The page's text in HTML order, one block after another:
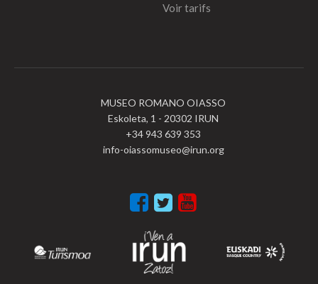
Voir tarifs
MUSEO ROMANO OIASSO
Eskoleta, 1 - 20302 IRUN
+34 943 639 353
info-oiassomuseo@irun.org